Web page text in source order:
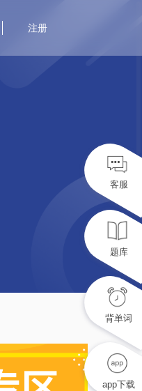
注册
客服
题库
背单词
app下载